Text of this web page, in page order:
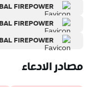
FIREPOWER
FIREPOWER
FIREPOWER
مصادر الادعاء